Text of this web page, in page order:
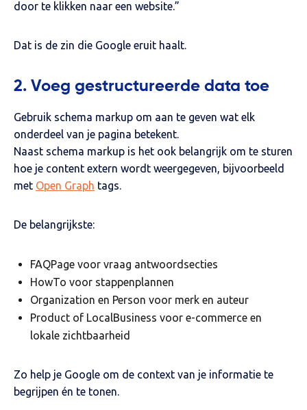
door te klikken naar een website.”
Dat is de zin die Google eruit haalt.
2. Voeg gestructureerde data toe
Gebruik schema markup om aan te geven wat elk
onderdeel van je pagina betekent.
Naast schema markup is het ook belangrijk om te sturen
hoe je content extern wordt weergegeven, bijvoorbeeld
met Open Graph tags.
De belangrijkste:
FAQPage voor vraag antwoordsecties
HowTo voor stappenplannen
Organization en Person voor merk en auteur
Product of LocalBusiness voor e-commerce en
lokale zichtbaarheid
Zo help je Google om de context van je informatie te
begrijpen én te tonen.